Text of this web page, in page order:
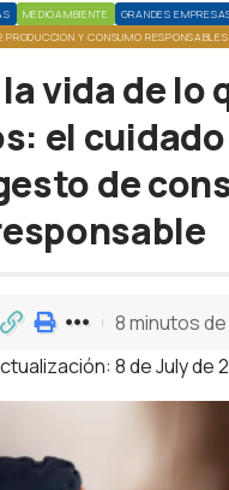
MEDIOAMBIENTE
GRANDES
PRODUCCIÓN Y CONSUMO RESPONSABLES
vida de lo
el
de
8 de July de
8 minutos